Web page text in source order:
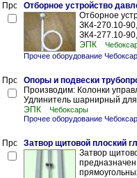
Отборное устройство
Отборное
ЗК4-270.10-
ЗК4-277.10-
ЭПК
Прочее оборудование
Опоры и подвески
Производим: Колонки
Удлинитель шарнирный для
ЭПК
Чебоксары
Прочее оборудование
Затвор щитовой плоский
Затвор